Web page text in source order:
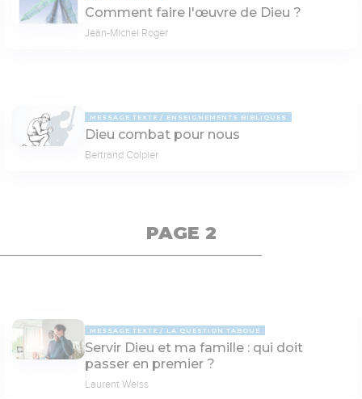
Comment faire l'œuvre de Dieu ?
Jean-Michel Roger
MESSAGE TEXTE ENSEIGNEMENTS BIBLIQUES
Dieu combat pour nous
Bertrand Colpier
PAGE 2
MESSAGE TEXTE LA QUESTION TABOUE
Servir Dieu et ma famille : qui doit
passer en premier ?
Laurent Weiss